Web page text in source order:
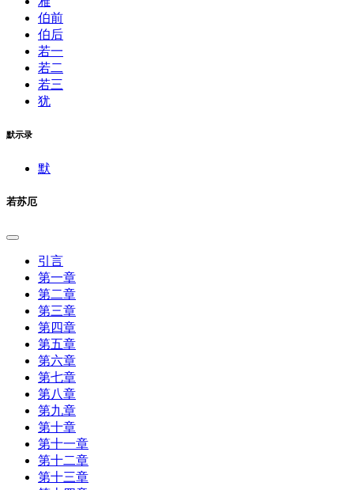
伯前
伯后
若一
若二
若三
犹
默示录
默
若苏厄
引言
第一章
第二章
第三章
第四章
第五章
第六章
第七章
第八章
第九章
第十章
第十一章
第十二章
第十三章